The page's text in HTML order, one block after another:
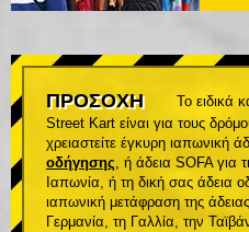
ΠΡΟΣΟΧΗ
Το ειδικά
Street Kart είναι για τους
χρειαστείτε έγκυρη ιαπωνική
οδήγησης, ή άδεια SOFA για
Ιαπωνία, ή τη δική σας άδεια
ιαπωνική μετάφραση της
Γερμανία, τη Γαλλία, την